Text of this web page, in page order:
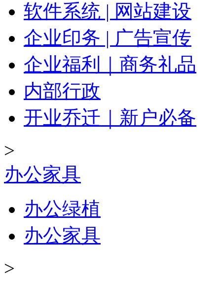
软件系统 | 网站建设
企业印务 | 广告宣传
企业福利｜商务礼品
内部行政
开业乔迁｜新户必备
>
办公家具
办公绿植
办公家具
>